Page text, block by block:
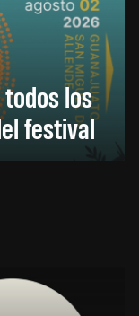
los
festival